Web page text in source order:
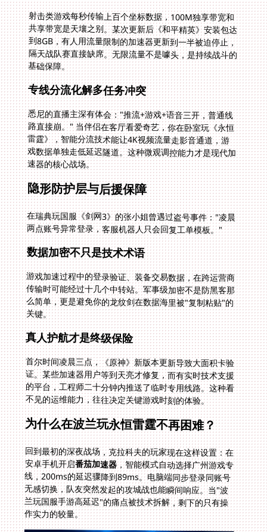
射击类游戏每秒传输上百个坐标数据，100M独享带宽和
共享带宽是天壤之别。某次更新后《和平精英》安装包达
到8GB，有人用流量限制的加速器更新到一半被迫停止，
隔天战队赛直接缺席。无限流量不是噱头，是持续战斗的
基础保障。
专线分流化解多任务冲突
悉尼的直播主深有体会："推流+游戏+语音三开，普通线
路直接崩。" 当伴侣在客厅看爱奇艺，你在卧室玩《永恒
雷霆》，智能分流技术能让4K视频流量走影音通道，游
戏数据单独走低延迟隧道。这种微观调控能力才是现代加
速器的核心战场。
隐形防护层与后援保障
在瑞典玩国服《剑网3》的张小姐曾遇过盗号事件："凌晨
两点账号异常登录，客服机器人只会回复工单模板。"
数据加密不只是技术术语
游戏加速过程中的登录验证、装备交易数据，在跨运营商
传输时可能经过十几个中转站。军事级加密不是防黑客那
么简单，更是避免你的龙纹剑在数据海里被"复制粘贴"的
关键。
真人护航才是终级保险
首尔时间凌晨三点，《原神》新版本更新导致大面积卡验
证。某些加速器用户等到天亮才修复，而有实时技术支援
的平台，工程师二十分钟内推送了临时专用线路。这种看
不见的运维能力，往往决定关键游戏时刻的体验。
为什么在波兰玩永恒雷霆不再困难？
回到最初的深夜战场，克拉科夫的玩家现在这样设置：在
安卓手机开启番茄加速器，智能模式自动选择广州游戏专
线，200ms的延迟骤降到89ms。电脑端同步登录同账号
无感切换，队友突然发起的攻城战也能瞬间响应。当"波
兰玩国服手游高延迟"的痛点被技术拆解，剩下的只有操
作实力的较量。